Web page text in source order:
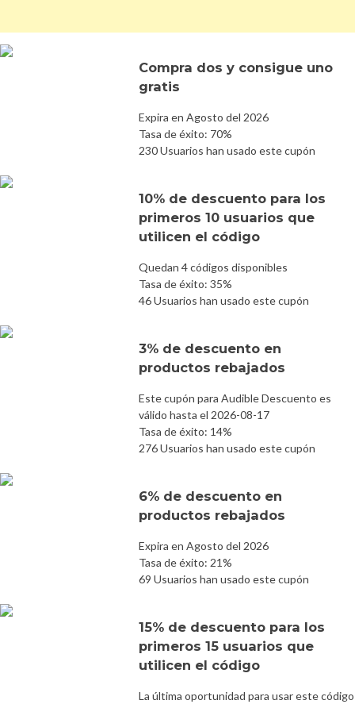
Compra dos y consigue uno
gratis
Expira en Agosto del 2026
Tasa de éxito: 70%
230 Usuarios han usado este cupón
10% de descuento para los
primeros 10 usuarios que
utilicen el código
Quedan 4 códigos disponibles
Tasa de éxito: 35%
46 Usuarios han usado este cupón
3% de descuento en
productos rebajados
Este cupón para Audible Descuento es
válido hasta el 2026-08-17
Tasa de éxito: 14%
276 Usuarios han usado este cupón
6% de descuento en
productos rebajados
Expira en Agosto del 2026
Tasa de éxito: 21%
69 Usuarios han usado este cupón
15% de descuento para los
primeros 15 usuarios que
utilicen el código
La última oportunidad para usar este código